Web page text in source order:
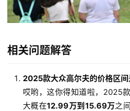
首
页
作
者
栏
相关问题解答
2025款大众高尔夫的价格区间
哎哟，这你得知道啦，2025
大概在12.99万到15.69万之